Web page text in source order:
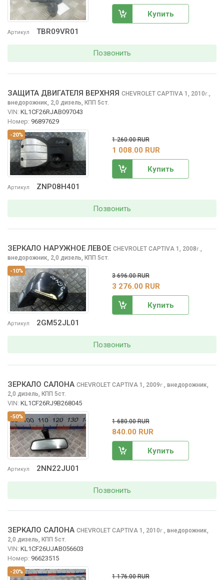
Артикул TBR09VR01
Купить
Позвонить
-20%
Артикул ZNP08H401
ЗАЩИТА ДВИГАТЕЛЯ ВЕРХНЯЯ CHEVROLET CAPTIVA 1, 2010г.
внедорожник, 2,0 дизель, КПП 5ст.
VIN: KL1CF26RJAB097043
Номер: 96897629
1 260.00 RUR
1 008.00 RUR
Купить
Позвонить
-10%
Артикул 2GM52JL01
ЗЕРКАЛО НАРУЖНОЕ ЛЕВОЕ CHEVROLET CAPTIVA 1, 2008г.
внедорожник, 2,0 дизель, КПП 5ст.
3 696.00 RUR
3 276.00 RUR
Купить
Позвонить
-50%
Артикул 2NN22JU01
ЗЕРКАЛО САЛОНА CHEVROLET CAPTIVA 1, 2009г. внедорожник,
2,0 дизель, КПП 5ст.
VIN: KL1CF26RJ9B268045
1 680.00 RUR
840.00 RUR
Купить
Позвонить
-20%
ЗЕРКАЛО САЛОНА CHEVROLET CAPTIVA 1, 2010г. внедорожник,
2,0 дизель, КПП 5ст.
VIN: KL1CF26UJAB056603
Номер: 96623515
1 176.00 RUR